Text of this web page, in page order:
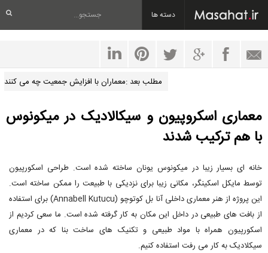
دسته ها
مطلب بعد :معماران با افزایش جمعیت چه می کنند
معماری اسکروپیون و سیکالادیک در میکونوس
با هم ترکیب شدند
خانه ای بسیار زیبا در میکونوس یونان ساخته شده است. طراحی اسکورپیون
توسط مایکل اسکینگر، مکانی زیبا برای نزدیکی با طبیعت را ممکن ساخته است.
این پروژه از هنر معماری داخلی آنا بل کوتوچو (Annabell Kutucu) برای استفاده
از بافت های طبیعی در داخل این مکان به کار گرفته شده است. ما سعی کردیم از
اسکورپیون همراه با مواد طبیعی و تکنیک های ساخت بنا که در معماری
سیکلادیک به کار می رفت استفاده کنیم.